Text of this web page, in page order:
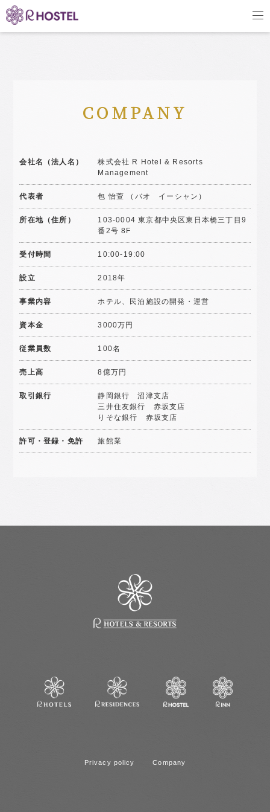
COMPANY
会社名（法人名）
株式会社 R Hotel & Resorts
Management
代表者 包 怡萱 （バオ イーシャン）
所在地（住所）
103-0004 東京都中央区東日本橋三丁目9
番2号 8F
受付時間 10:00-19:00
設立 2018年
事業内容 ホテル、民泊施設の開発・運営
資本金 3000万円
従業員数 100名
売上高 8億万円
取引銀行
静岡銀行 沼津支店
三井住友銀行 赤坂支店
りそな銀行 赤坂支店
許可・登録・免許 旅館業
Privacy policy Company